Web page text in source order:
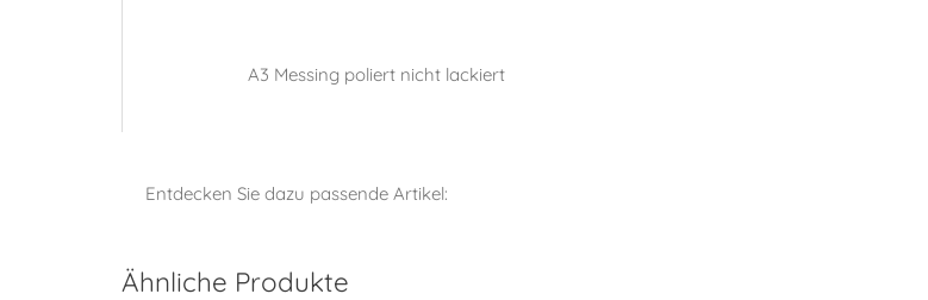
A3 Messing poliert nicht lackiert
Entdecken Sie dazu passende Artikel:
Ähnliche Produkte